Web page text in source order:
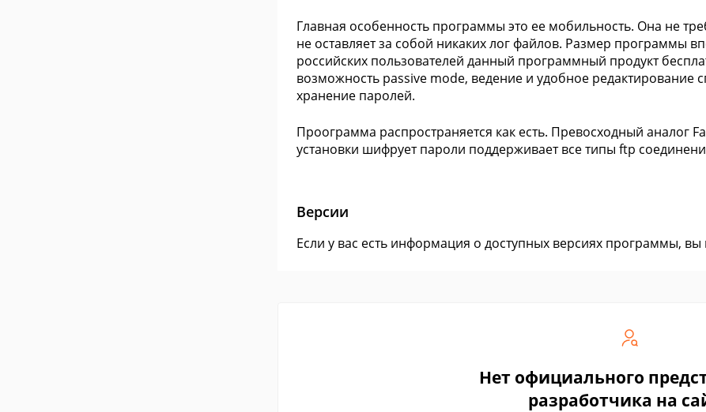
Главная особенность программы это ее мобильность. Она не
не оставляет за собой никаких лог файлов. Размер программы
российских пользователей данный программный продукт
возможность passive mode, ведение и удобное редактирование
хранение паролей.
Проограмма распространяется как есть. Превосходный аналог
установки шифрует пароли поддерживает все типы ftp
Версии
Если у вас есть информация о доступных версиях программы,
Нет официального
разработчика на